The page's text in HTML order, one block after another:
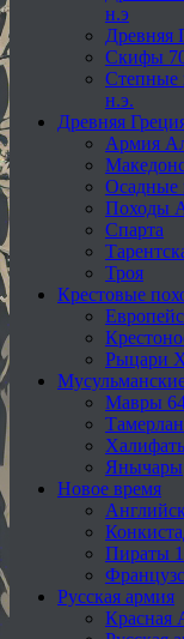
н.э
Древняя
Скифы
Степные
н.э.
Древняя
Армия
Осадные
Походы
Спарта
Троя
Крестовые
Рыцари
Мавры
Янычары
Новое время
Пираты
Русская армия
Красная